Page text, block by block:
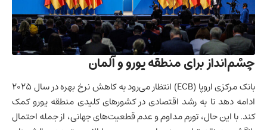
چشم‌انداز برای منطقه یورو و آلمان
بانک مرکزی اروپا (ECB) انتظار می‌رود به کاهش نرخ بهره در سال ۲۰۲۵
ادامه دهد تا به رشد اقتصادی در کشورهای کلیدی منطقه یورو کمک
کند. با این حال، تورم مداوم و عدم قطعیت‌های جهانی، از جمله احتمال